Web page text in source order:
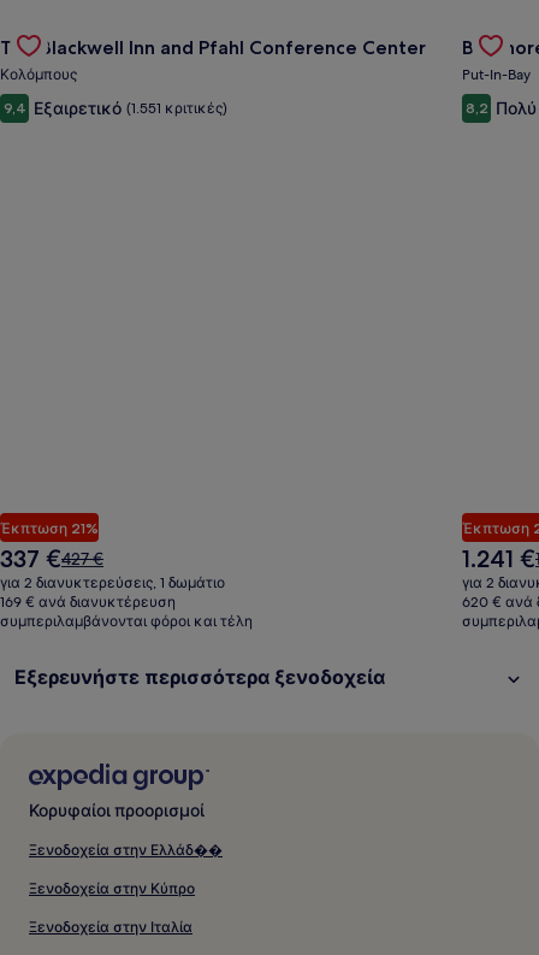
125 €
90 €
Gallery
Carousel
The Blackwell Inn and Pfahl Conference Center
Κολόμπους
9,4 Εξαιρετικό (1.551 κριτικές)
Έκπτωση 21%
Η
τιμή
είναι
337 €
337 €Η
τιμή
ήταν
427 €,
περισσότερες
πληροφορίες
Στάνταρ
τιμή.
427 €
για 2 διανυκτερεύσεις, 1 δωμάτιο
169 € ανά διανυκτέρευση
συμπεριλαμβάνονται φόροι και τέλη
Gallery
Put-In-Bay
8,2
Έκπτωση
Η
τιμή
είναι
1.241 €
1.241 €
για 2
620 € ανά
Εξερευνήστε περισσότερα ξενοδοχεία
Κορυφαίοι προορισμοί
Ξενοδοχεία στην Ελλάδ��
Ξενοδοχεία στην Κύπρο
Ξενοδοχεία στην Ιταλία